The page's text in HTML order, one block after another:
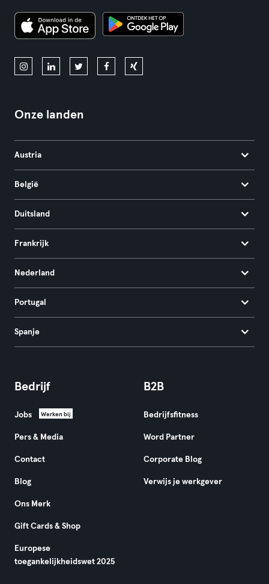
Onze landen
Austria
België
Duitsland
Frankrijk
Nederland
Portugal
Spanje
Bedrijf
Jobs Werken bij
Pers & Media
Contact
Blog
Ons Merk
Gift Cards & Shop
Europese
toegankelijkheidswet 2025
B2B
Bedrijfsfitness
Word Partner
Corporate Blog
Verwijs je werkgever